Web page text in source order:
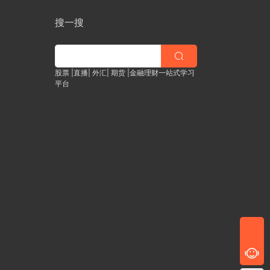
搜一搜
股票 |直播| 外汇| 期货 |金融理财一站式学习
平台